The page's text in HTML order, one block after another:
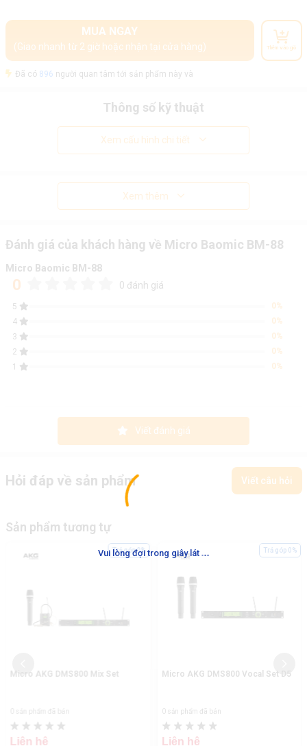
Vui lòng đợi trong giây lát ...
MUA NGAY
(Giao nhanh từ 2 giờ hoặc nhận tại cửa hàng) Thêm vào giỏ
Đã có 896 người quan tâm tới sản phẩm này và
Thông số kỹ thuật
Xem cấu hình chi tiết
Xem thêm
Đánh giá của khách hàng về Micro Baomic BM-88
Micro Baomic BM-88
0 0 đánh giá
5
0%
4
0%
3
0%
2
0%
1
0%
Viết đánh giá
Hỏi đáp về sản phẩm Viết câu hỏi
Sản phẩm tương tự
Micro AKG DMS800 Mix Set
0 sản phẩm đã bán
Liên hệ
Trả góp 0%
Micro AKG DMS800 Vocal Set D5
0 sản phẩm đã bán
Liên hệ
Trả góp 0%